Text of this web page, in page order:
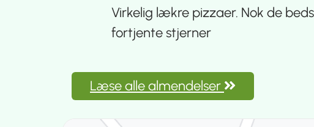
Virkelig lækre pizzaer. Nok de
fortjente stjerner
Læse alle almendelser